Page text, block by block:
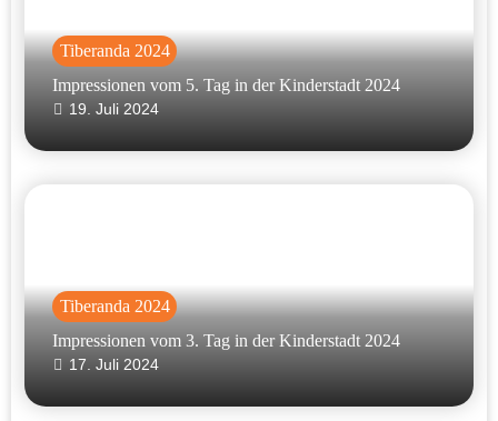
Tiberanda 2024
Impressionen vom 5. Tag in der Kinderstadt 2024
19. Juli 2024
Tiberanda 2024
Impressionen vom 3. Tag in der Kinderstadt 2024
17. Juli 2024